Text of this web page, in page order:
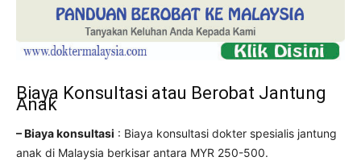
Biaya Konsultasi atau Berobat Jantung
Anak
– Biaya konsultasi : Biaya konsultasi dokter spesialis jantung
anak di Malaysia berkisar antara MYR 250-500.